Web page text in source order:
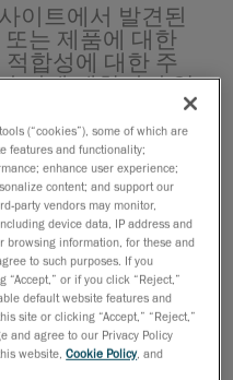
이트에서 발견된
는 제품에 대한
합성에 대한 주
이에 제한되지 않
.
사전 통보 없이
특성을 추가, 수
경할 수 있는 모
이트에서 제공하
하기 위해 모든 노
의 정확성을 보
이나 누락에 대해
다.
(“cookies”), some of which are
features and functionality;
enhance user experience;
content; and support our
party vendors may monitor,
device data, IP address and
browsing information, for these and
to such purposes. If you
or if you click “Reject,”
default website features and
site or clicking “Accept,” “Reject,”
and agree to our Privacy Policy
website,Cookie Policy, and